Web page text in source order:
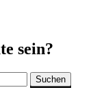
sein?